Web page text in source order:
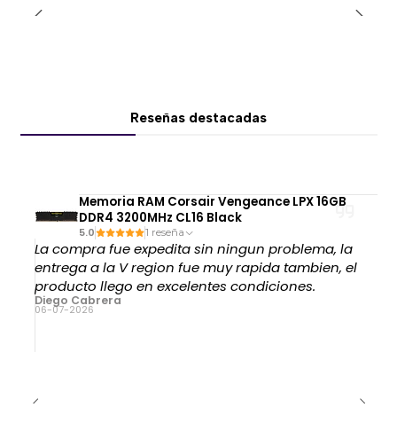
📦Bolsillo lateral:
streaming y entretenimiento.
Estructura:Acero
Reclinación:95° / 135° / 160°
Reposapiés:Sí
Bolsillo lateral:Sí
Peso máximo soportado: 135 kg
P/N:3MRAEGLB.0001
Reseñas destacadas
Memoria RAM Corsair Vengeance LPX 16GB
DDR4 3200MHz CL16 Black
5.0 1 reseña
La compra fue expedita sin ningun problema, la
entrega a la V region fue muy rapida tambien, el
producto llego en excelentes condiciones.
Diego Cabrera
06-07-2026